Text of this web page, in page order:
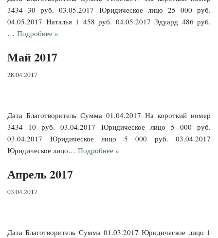
3434 30 руб. 03.05.2017 Юридическое лицо 25 000 руб.
04.05.2017 Наталья 1 458 руб. 04.05.2017 Эдуард 486 руб.
… Подробнее »
Май 2017
28.04.2017
Дата Благотворитель Сумма 01.04.2017 На короткий номер
3434 10 руб. 03.04.2017 Юридическое лицо 5 000 руб.
03.04.2017 Юридическое лицо 5 000 руб. 03.04.2017
Юридическое лицо… Подробнее »
Апрель 2017
03.04.2017
Дата Благотворитель Сумма 01.03.2017 Юридическое лицо 1